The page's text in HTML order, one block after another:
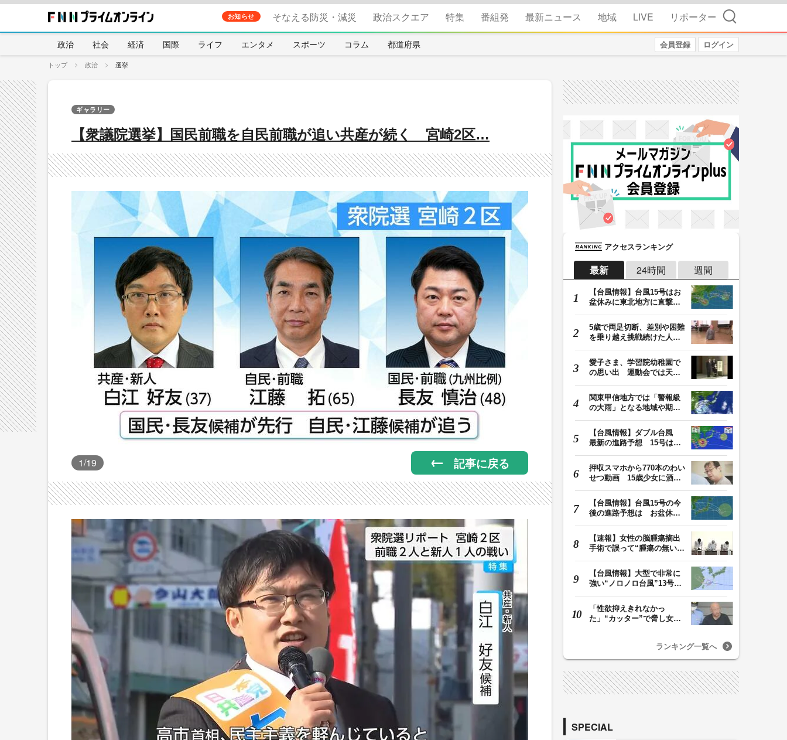
お知らせ そなえる防災・減災 政治スクエア 特集 番組発 最新ニュース 地域 LIVE リポーター 検索
政治 社会 経済 国際 ライフ エンタメ スポーツ コラム 都道府県 会員登録 ログイン
トップ 政治 選挙
【衆議院選挙】国民前職を自民前職が追い共産が続く 宮崎2区…
ギャラリー
1/19 記事に戻る
アクセスランキング
最新 24時間 週間
【台風情報】台風15号はお
盆休みに東北地方に直撃す
5歳で両足切断、差別や困難
を乗り越え挑戦続けた人
愛子さま、学習院幼稚園で
の思い出 運動会では天皇
関東甲信地方では「警報級
の大雨」となる地域や期間
【台風情報】ダブル台風
最新の進路予想 15号は北
押収スマホから770本のわい
せつ動画 15歳少女に酒と
【台風情報】台風15号の今
後の進路予想は お盆休み
【速報】女性の脳腫瘍摘出
手術で誤って“腫瘍の無い部
【台風情報】大型で非常に
強い“ノロノロ台風”13号の
「性欲抑えきれなかっ
た」“カッター”で脅し女子
ランキング一覧へ
SPECIAL